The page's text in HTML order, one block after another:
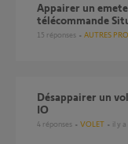
Appairer un emeteur Situo 1 IO Pure avec une
télécommande
15 réponses AUTRES
Désappairer un volet piloté par 2 télécommandes Situo 5
IO
4 réponses VOLET il y